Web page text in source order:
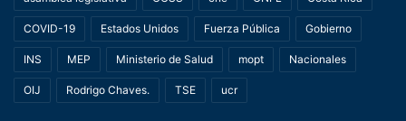
COVID-19 Estados Unidos Fuerza Pública Gobierno
INS MEP Ministerio de Salud mopt Nacionales
OIJ Rodrigo Chaves. TSE ucr